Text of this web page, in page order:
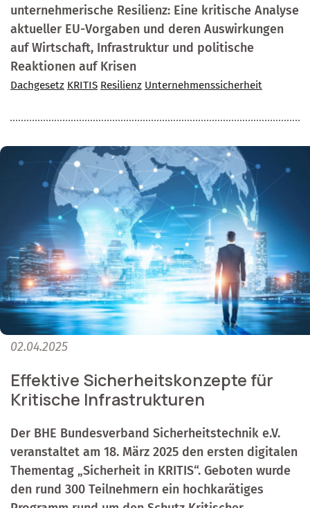
unternehmerische Resilienz: Eine kritische Analyse
aktueller EU-Vorgaben und deren Auswirkungen
auf Wirtschaft, Infrastruktur und politische
Reaktionen auf Krisen
Dachgesetz KRITIS Resilienz Unternehmenssicherheit
02.04.2025
Effektive Sicherheitskonzepte für
Kritische Infrastrukturen
Der BHE Bundesverband Sicherheitstechnik e.V.
veranstaltet am 18. März 2025 den ersten digitalen
Thementag „Sicherheit in KRITIS“. Geboten wurde
den rund 300 Teilnehmern ein hochkarätiges